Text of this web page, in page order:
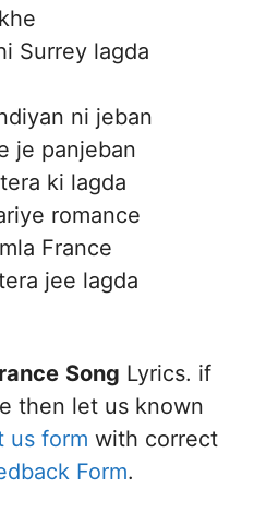
Surrey lagda
ni jeban
je panjeban
ki lagda
romance
France
jee lagda
Song Lyrics. if
then let us known
us form with correct
Form.